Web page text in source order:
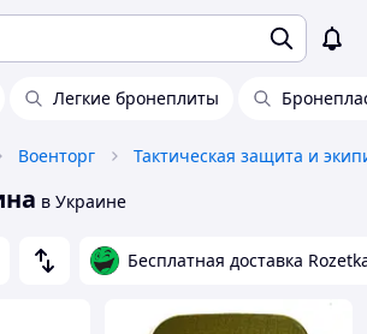
Легкие бронеплиты
Военторг Тактическая защита и
в Украине
Бесплатная доставка